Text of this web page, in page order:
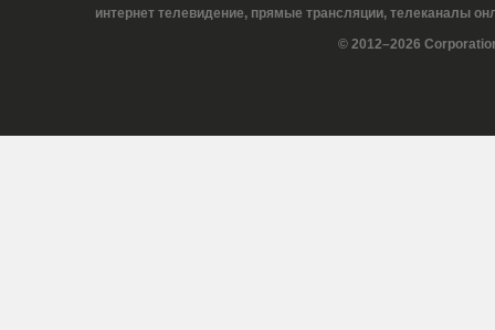
интернет телевидение, прямые трансляции, телеканалы
© 2012–2026